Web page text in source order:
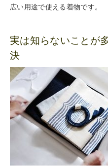
広い用途で使える着物です。
実は知らないことが
決